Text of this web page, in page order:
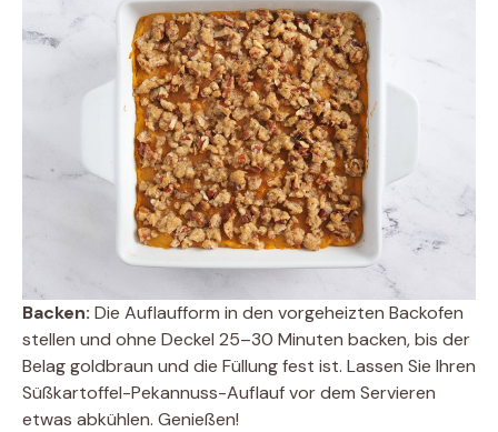
Backen: Die Auflaufform in den vorgeheizten Backofen
stellen und ohne Deckel 25–30 Minuten backen, bis der
Belag goldbraun und die Füllung fest ist. Lassen Sie Ihren
Süßkartoffel-Pekannuss-Auflauf vor dem Servieren
etwas abkühlen. Genießen!